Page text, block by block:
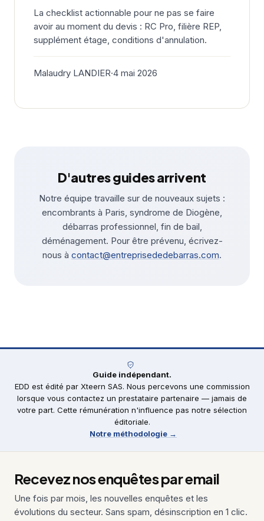
La checklist actionnable pour ne pas se faire
avoir au moment du devis : RC Pro, filière REP,
supplément étage, conditions d'annulation.
Malaudry LANDIER·4 mai 2026
D'autres guides arrivent
Notre équipe travaille sur de nouveaux sujets :
encombrants à Paris, syndrome de Diogène,
débarras professionnel, fin de bail,
déménagement. Pour être prévenu, écrivez-
nous à contact@entreprisededebarras.com.
Guide indépendant.
EDD est édité par Xteern SAS. Nous percevons une commission
lorsque vous contactez un prestataire partenaire — jamais de
votre part. Cette rémunération n'influence pas notre sélection
éditoriale.
Notre méthodologie →
Recevez nos enquêtes par email
Une fois par mois, les nouvelles enquêtes et les
évolutions du secteur. Sans spam, désinscription en 1 clic.